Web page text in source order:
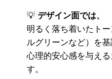
💡 デザイン面では、
明るく落ち着いたト
ルグリーンなど）を基
心理的安心感を与え
す。